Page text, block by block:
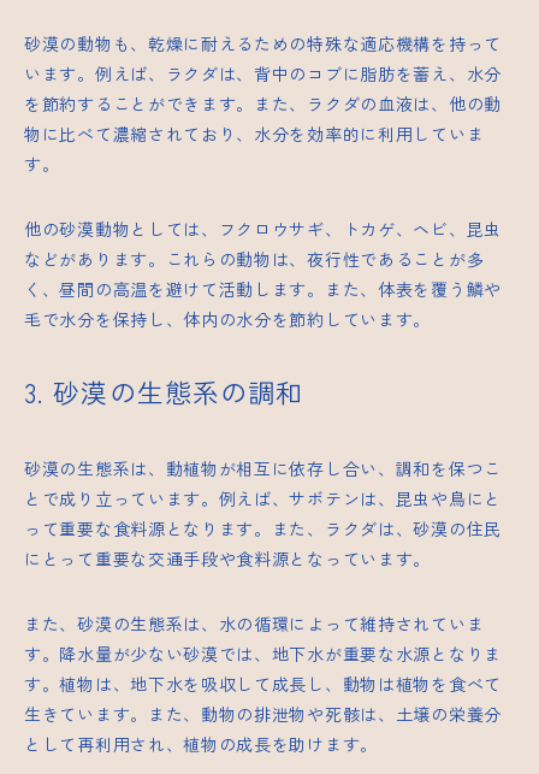
砂漠の動物も、乾燥に耐えるための特殊な適応機構を持って
います。例えば、ラクダは、背中のコブに脂肪を蓄え、水分
を節約することができます。また、ラクダの血液は、他の動
物に比べて濃縮されており、水分を効率的に利用していま
す。
他の砂漠動物としては、フクロウサギ、トカゲ、ヘビ、昆虫
などがあります。これらの動物は、夜行性であることが多
く、昼間の高温を避けて活動します。また、体表を覆う鱗や
毛で水分を保持し、体内の水分を節約しています。
3. 砂漠の生態系の調和
砂漠の生態系は、動植物が相互に依存し合い、調和を保つこ
とで成り立っています。例えば、サボテンは、昆虫や鳥にと
って重要な食料源となります。また、ラクダは、砂漠の住民
にとって重要な交通手段や食料源となっています。
また、砂漠の生態系は、水の循環によって維持されていま
す。降水量が少ない砂漠では、地下水が重要な水源となりま
す。植物は、地下水を吸収して成長し、動物は植物を食べて
生きています。また、動物の排泄物や死骸は、土壌の栄養分
として再利用され、植物の成長を助けます。